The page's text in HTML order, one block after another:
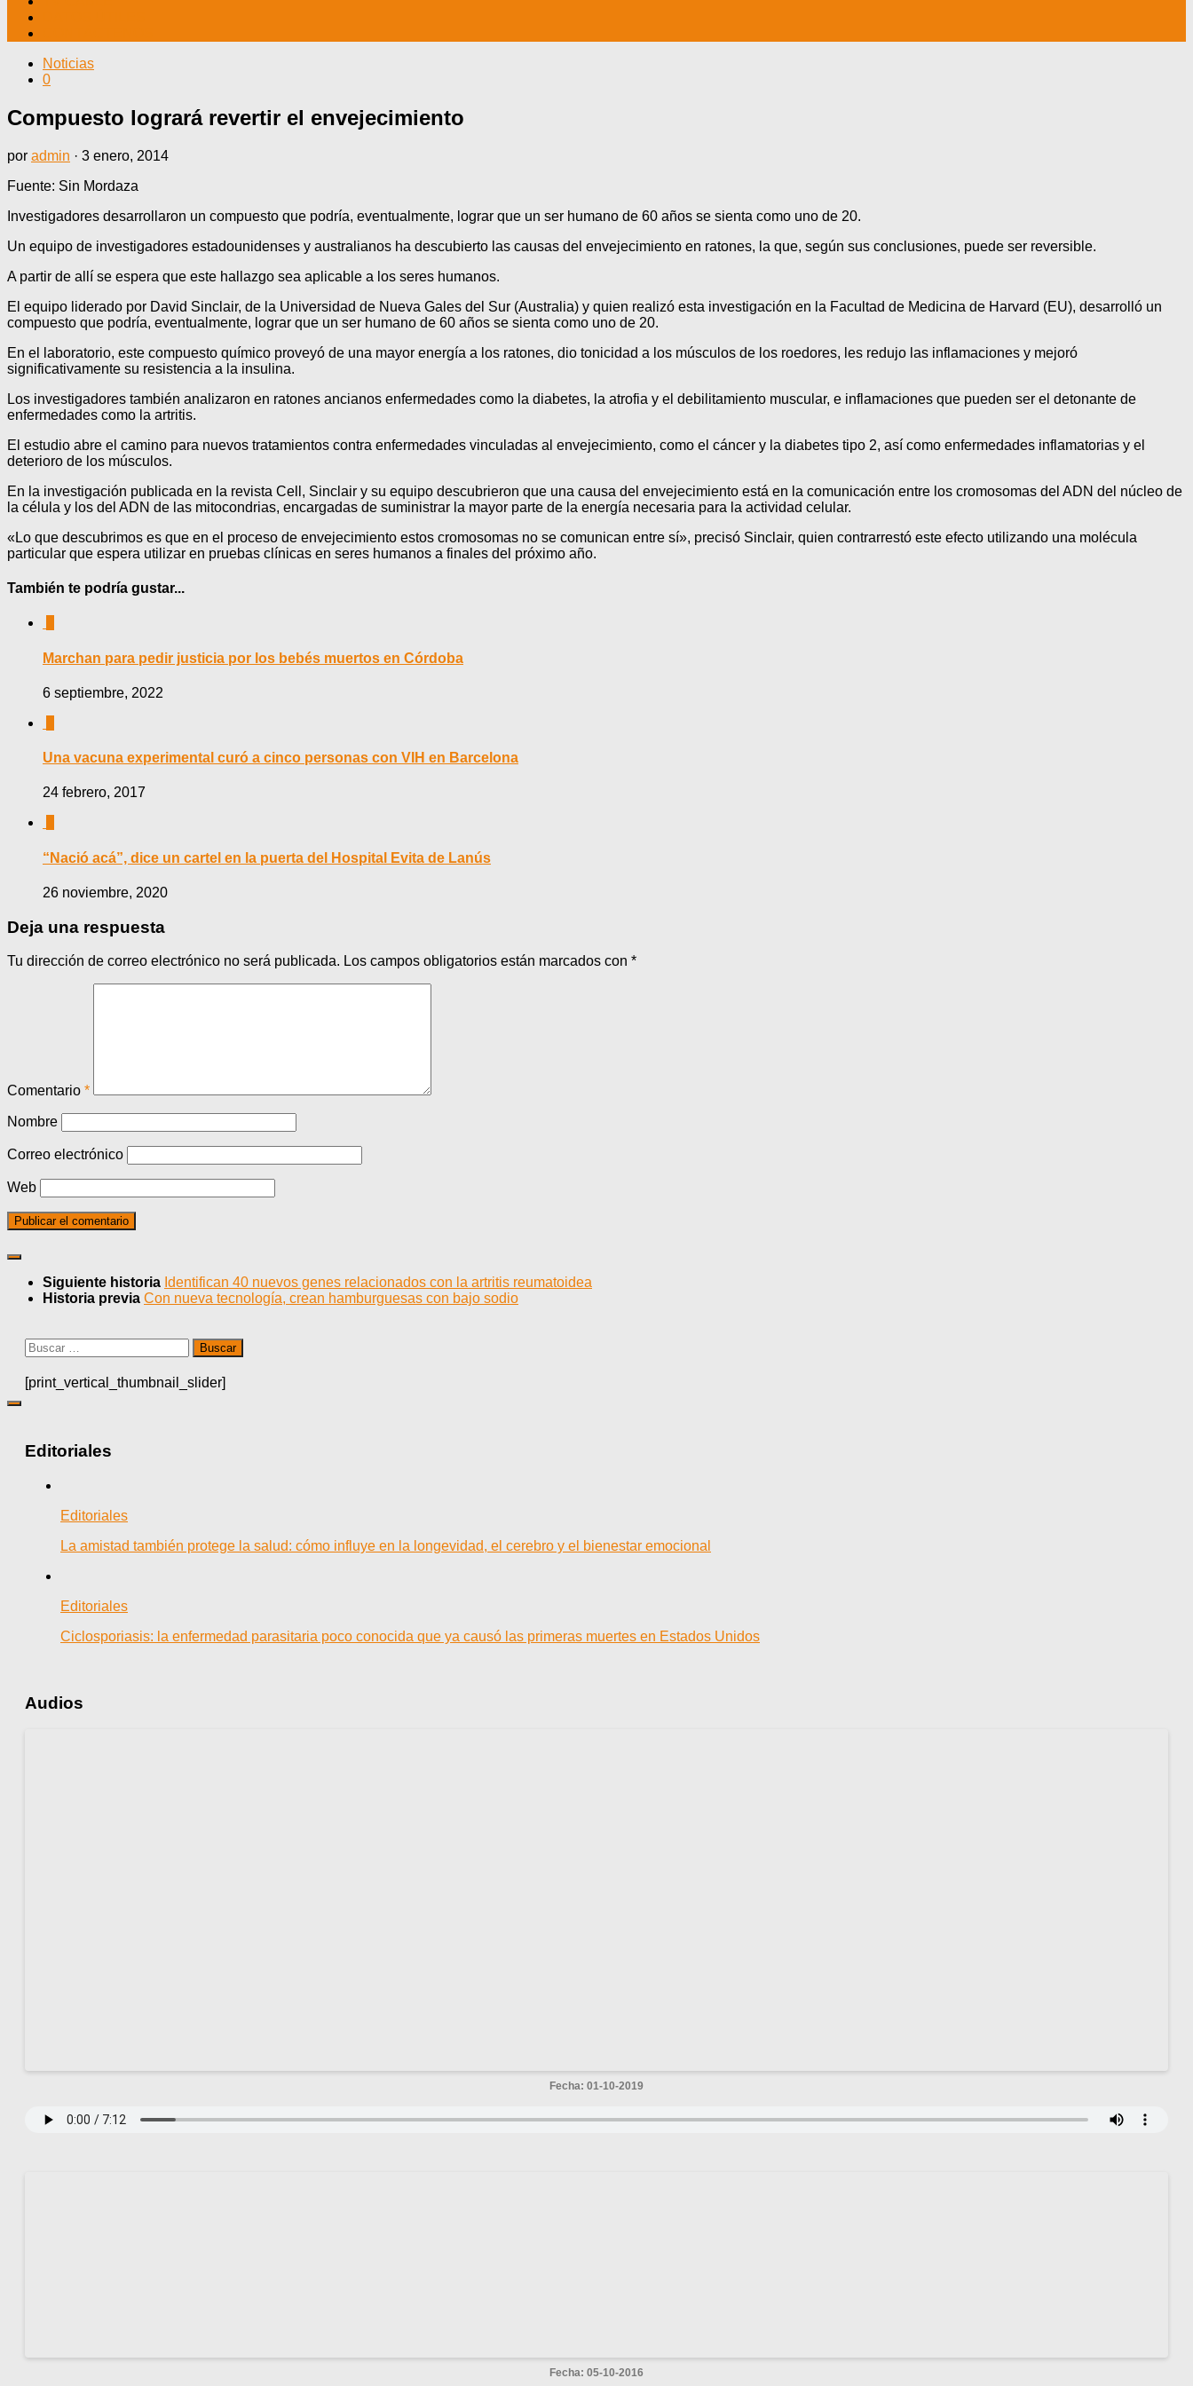
Noticias
0
Compuesto logrará revertir el envejecimiento
por admin · 3 enero, 2014
Fuente: Sin Mordaza
Investigadores desarrollaron un compuesto que podría, eventualmente, lograr que un ser humano de 60 años se sienta como uno de 20.
Un equipo de investigadores estadounidenses y australianos ha descubierto las causas del envejecimiento en ratones, la que, según sus conclusiones, puede ser reversible.
A partir de allí se espera que este hallazgo sea aplicable a los seres humanos.
El equipo liderado por David Sinclair, de la Universidad de Nueva Gales del Sur (Australia) y quien realizó esta investigación en la Facultad de Medicina de Harvard (EU), desarrolló un
compuesto que podría, eventualmente, lograr que un ser humano de 60 años se sienta como uno de 20.
En el laboratorio, este compuesto químico proveyó de una mayor energía a los ratones, dio tonicidad a los músculos de los roedores, les redujo las inflamaciones y mejoró
significativamente su resistencia a la insulina.
Los investigadores también analizaron en ratones ancianos enfermedades como la diabetes, la atrofia y el debilitamiento muscular, e inflamaciones que pueden ser el detonante de
enfermedades como la artritis.
El estudio abre el camino para nuevos tratamientos contra enfermedades vinculadas al envejecimiento, como el cáncer y la diabetes tipo 2, así como enfermedades inflamatorias y el
deterioro de los músculos.
En la investigación publicada en la revista Cell, Sinclair y su equipo descubrieron que una causa del envejecimiento está en la comunicación entre los cromosomas del ADN del núcleo de
la célula y los del ADN de las mitocondrias, encargadas de suministrar la mayor parte de la energía necesaria para la actividad celular.
«Lo que descubrimos es que en el proceso de envejecimiento estos cromosomas no se comunican entre sí», precisó Sinclair, quien contrarrestó este efecto utilizando una molécula
particular que espera utilizar en pruebas clínicas en seres humanos a finales del próximo año.
También te podría gustar...
Marchan para pedir justicia por los bebés muertos en Córdoba
6 septiembre, 2022
Una vacuna experimental curó a cinco personas con VIH en Barcelona
24 febrero, 2017
“Nació acá”, dice un cartel en la puerta del Hospital Evita de Lanús
26 noviembre, 2020
Deja una respuesta
Tu dirección de correo electrónico no será publicada. Los campos obligatorios están marcados con *
Comentario *
Nombre
Correo electrónico
Web
Siguiente historia Identifican 40 nuevos genes relacionados con la artritis reumatoidea
Historia previa Con nueva tecnología, crean hamburguesas con bajo sodio
Buscar:
[print_vertical_thumbnail_slider]
Editoriales
Editoriales
La amistad también protege la salud: cómo influye en la longevidad, el cerebro y el bienestar emocional
Editoriales
Ciclosporiasis: la enfermedad parasitaria poco conocida que ya causó las primeras muertes en Estados Unidos
Audios
Fecha: 01-10-2019
Fecha: 05-10-2016